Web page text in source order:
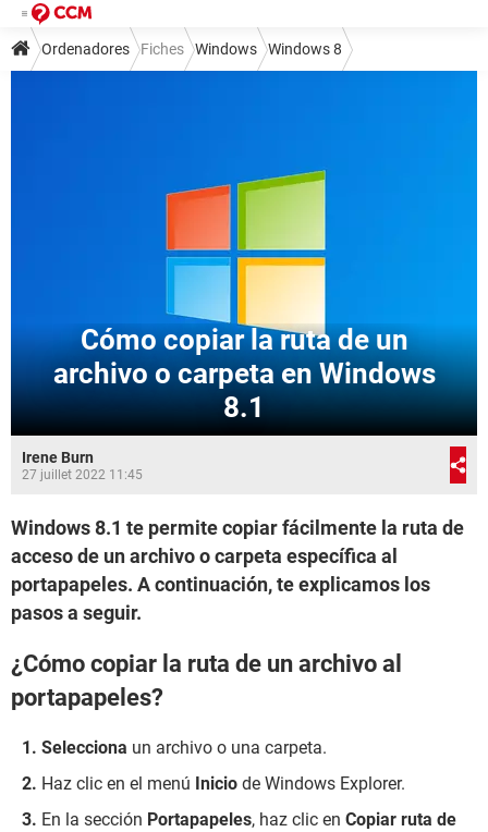
Ordenadores Fiches Windows Windows 8
Cómo copiar la ruta de un
archivo o carpeta en Windows
8.1
Irene Burn
27 juillet 2022 11:45
Windows 8.1 te permite copiar fácilmente la ruta de
acceso de un archivo o carpeta específica al
portapapeles. A continuación, te explicamos los
pasos a seguir.
¿Cómo copiar la ruta de un archivo al
portapapeles?
Selecciona un archivo o una carpeta.
Haz clic en el menú Inicio de Windows Explorer.
En la sección Portapapeles, haz clic en Copiar ruta de